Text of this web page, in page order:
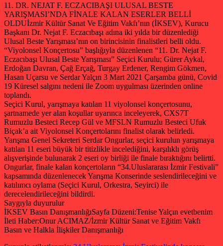
11. DR. NEJAT F. ECZACIBAŞI ULUSAL BESTE
YARIŞMASI’NDA FİNALE KALAN ESERLER BELLİ
OLDUİzmir Kültür Sanat Ve Eğitim Vakfı’nın (İKSEV), Kurucu
Başkanı Dr. Nejat F. Eczacıbaşı adına iki yılda bir düzenlediği
Ulusal Beste Yarışması’nın on birincisinin finalistleri belli oldu.
“Viyolonsel Konçertosu” başlığıyla düzenlenen “11. Dr. Nejat F.
Eczacıbaşı Ulusal Beste Yarışması” Seçici Kurulu; Gürer Aykal,
Erdoğan Davran, Çağ Erçağ, Turgay Erdener, Rengim Gökmen,
Hasan Uçarsu ve Serdar Yalçın 3 Mart 2021 Çarşamba günü, Covid
19 Küresel salgını nedeni ile Zoom uygulması üzerinden online
toplandı.
Seçici Kurul, yarışmaya katılan 11 viyolonsel konçertosunu,
şartnamede yer alan koşullar uyarınca inceleyerek, CXS7T
Rumuzlu Besteci Recep Gül ve MFSLN Rumuzlu Besteci Ufuk
Biçak’a ait Viyolonsel Konçertolarını finalist olarak belirledi.
Yarışma Genel Sekreteri Serdar Ongurlar, seçici kurulun yarışmaya
katılan 11 eseri büyük bir titizlikle incelediğini, karşılıklı görüş
alışverişinde bulunarak 2 eseri oy birliği ile finale bıraktığını belirtti.
Ongurlar, finale kalan konçertoların “34.Uluslararası İzmir Festivali”
kapsamında düzenlenecek Yarışma Konserinde seslendirileceğini ve
katılımcı oylama (Seçici Kurul, Orkestra, Seyirci) ile
derecelendirileceğini bildirdi.
Saygıyla duyurulur
İKSEV Basın DanışmanlığıSayfa Düzeni:Tenise Yalçın evetbenim
İleti Haber:Onur ACIMAZ/İzmir Kültür Sanat ve Eğitim Vakfı
Basın ve Halkla İlişkiler Danışmanlığı